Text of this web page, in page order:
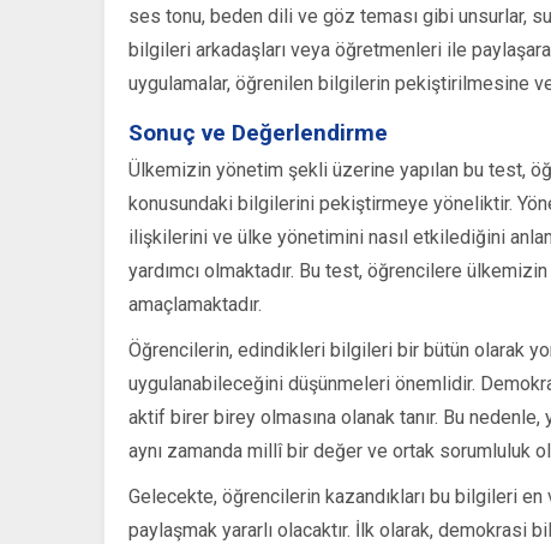
ses tonu, beden dili ve göz teması gibi unsurlar,
bilgileri arkadaşları veya öğretmenleri ile
uygulamalar, öğrenilen bilgilerin pekiştirilmesine
Sonuç ve Değerlendirme
Ülkemizin yönetim şekli üzerine yapılan bu test,
konusundaki bilgilerini pekiştirmeye yöneliktir.
ilişkilerini ve ülke yönetimini nasıl etkilediğini
yardımcı olmaktadır. Bu test, öğrencilere
amaçlamaktadır.
Öğrencilerin, edindikleri bilgileri bir bütün olarak
uygulanabileceğini düşünmeleri önemlidir.
aktif birer birey olmasına olanak tanır. Bu
aynı zamanda millî bir değer ve ortak sorumluluk
Gelecekte, öğrencilerin kazandıkları bu bilgileri
paylaşmak yararlı olacaktır. İlk olarak, demokrasi